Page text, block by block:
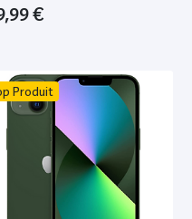
€
Produit